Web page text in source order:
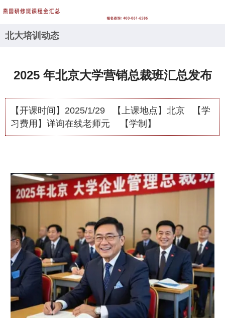
北大培训动态
2025 年北京大学营销总裁班汇总发布
【开课时间】 2025/1/29 【上课地点】 北京
【学
习费用】 详询在线老师元 【学制】